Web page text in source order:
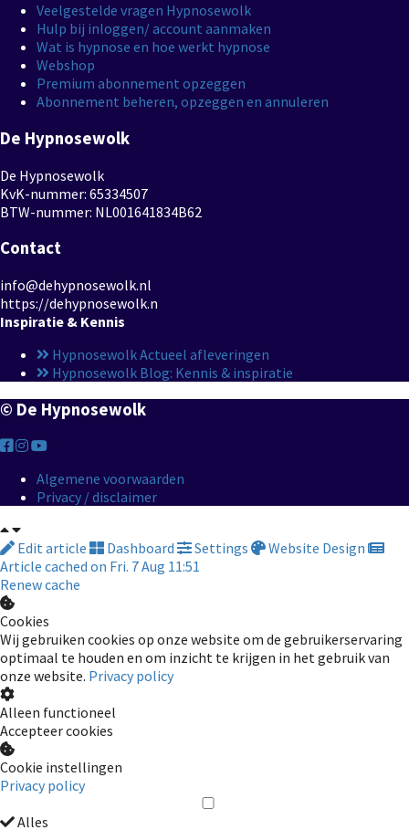
Veelgestelde vragen Hypnosewolk
Hulp bij inloggen/ account aanmaken
Wat is hypnose en hoe werkt hypnose
Webshop
Premium abonnement opzeggen
Abonnement beheren, opzeggen en annuleren
De Hypnosewolk
De Hypnosewolk
KvK-nummer: 65334507
BTW-nummer: NL001641834B62
Contact
info@dehypnosewolk.nl
https://dehypnosewolk.n
Inspiratie & Kennis
Hypnosewolk Actueel afleveringen
Hypnosewolk Blog: Kennis & inspiratie
© De Hypnosewolk
Algemene voorwaarden
Privacy / disclaimer
Edit article Dashboard Settings
Website Design
Article cached on Fri. 7 Aug 11:51
Renew cache
Cookies
Wij gebruiken cookies op onze website om de gebruikerservaring
optimaal te houden en om inzicht te krijgen in het gebruik van
onze website. Privacy policy
Alleen functioneel
Accepteer cookies
Cookie instellingen
Privacy policy
Alles